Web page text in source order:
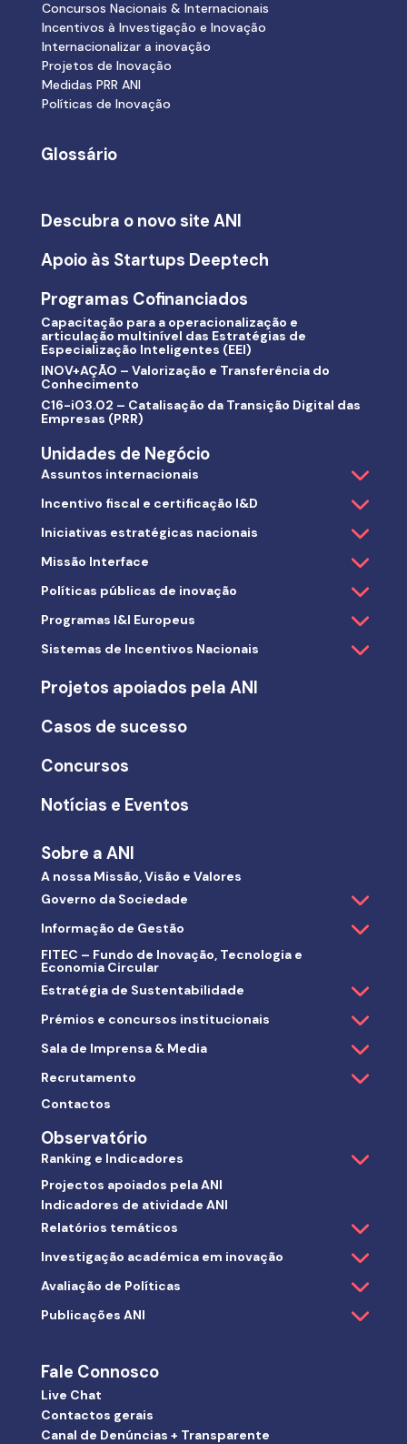
Concursos Nacionais & Internacionais
Incentivos à Investigação e Inovação
Internacionalizar a inovação
Projetos de Inovação
Medidas PRR ANI
Políticas de Inovação
Glossário
Descubra o novo site ANI
Apoio às Startups Deeptech
Programas Cofinanciados
Capacitação para a operacionalização e
articulação multinível das Estratégias de
Especialização Inteligentes (EEI)
INOV+AÇÃO – Valorização e Transferência do
Conhecimento
C16-i03.02 – Catalisação da Transição Digital das
Empresas (PRR)
Unidades de Negócio
Assuntos internacionais
Incentivo fiscal e certificação I&D
Iniciativas estratégicas nacionais
Missão Interface
Políticas públicas de inovação
Programas I&I Europeus
Sistemas de Incentivos Nacionais
Projetos apoiados pela ANI
Casos de sucesso
Concursos
Notícias e Eventos
Sobre a ANI
A nossa Missão, Visão e Valores
Governo da Sociedade
Informação de Gestão
FITEC – Fundo de Inovação, Tecnologia e
Economia Circular
Estratégia de Sustentabilidade
Prémios e concursos institucionais
Sala de Imprensa & Media
Recrutamento
Contactos
Observatório
Ranking e Indicadores
Projectos apoiados pela ANI
Indicadores de atividade ANI
Relatórios temáticos
Investigação académica em inovação
Avaliação de Políticas
Publicações ANI
Fale Connosco
Live Chat
Contactos gerais
Canal de Denúncias + Transparente